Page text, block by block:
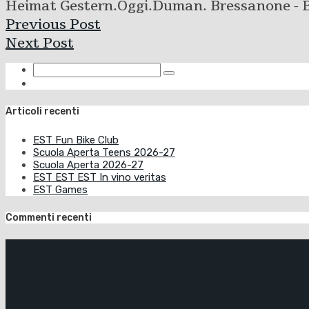
Heimat Gestern.Oggi.Duman. Bressanone -
Previous Post
Next Post
Articoli recenti
EST Fun Bike Club
Scuola Aperta Teens 2026-27
Scuola Aperta 2026-27
EST EST EST In vino veritas
EST Games
Commenti recenti